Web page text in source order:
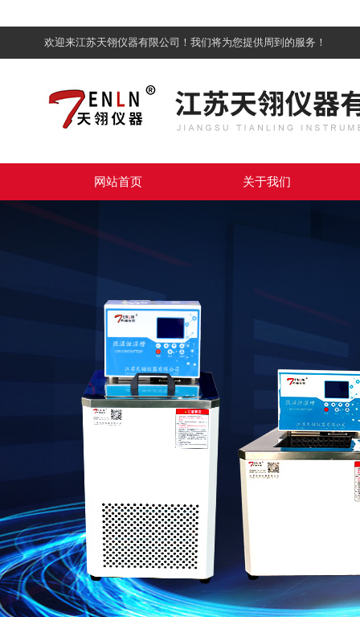
欢迎来江苏天翎仪器有限公司！我们将为您提供周到的服务！
网站首页 关于我们